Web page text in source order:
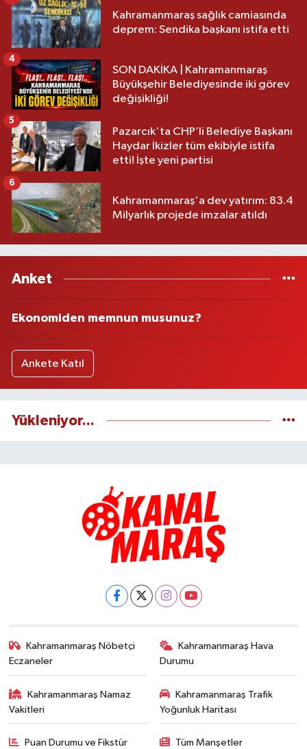
Kahramanmaraş sağlık camiasında
deprem: Sendika başkanı istifa etti
SON DAKİKA | Kahramanmaraş
Büyükşehir Belediyesinde iki görev
değişikliği!
4
Pazarcık'ta CHP’li Belediye Başkanı
Haydar İkizler tüm ekibiyle istifa
etti! İşte yeni partisi
5
Kahramanmaraş'a dev yatırım: 83.4
Milyarlık projede imzalar atıldı
6
Anket
Ekonomiden memnun musunuz?
Ankete Katıl
Yükleniyor...
Kahramanmaraş Nöbetçi
Eczaneler
Kahramanmaraş Hava
Durumu
Kahramanmaraş Namaz
Vakitleri
Kahramanmaraş Trafik
Yoğunluk Haritası
Puan Durumu ve Fikstür Tüm Manşetler